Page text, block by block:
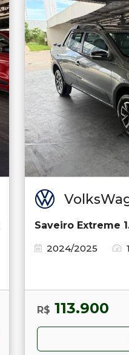
Saveiro Extreme
2024/2025
R$ 113.900